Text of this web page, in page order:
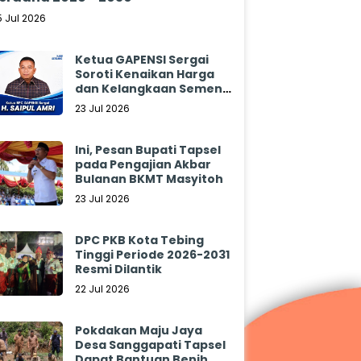
Jul 2026
Ketua GAPENSI Sergai
Soroti Kenaikan Harga
dan Kelangkaan Semen,
Minta Pemerintah
23 Jul 2026
Ini, Pesan Bupati Tapsel
pada Pengajian Akbar
Bulanan BKMT Masyitoh
23 Jul 2026
DPC PKB Kota Tebing
Tinggi Periode 2026-2031
Resmi Dilantik
22 Jul 2026
Pokdakan Maju Jaya
Desa Sanggapati Tapsel